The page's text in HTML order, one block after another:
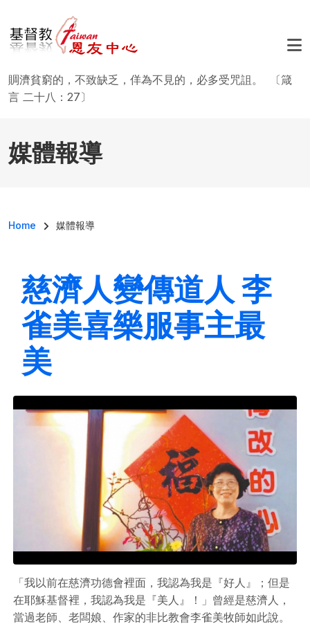
賙濟貧窮的，不致缺乏，佯為不見的，必多受咒詛。 〔箴
言 二十八：27〕
媒體報導
導航連結
Home 媒體報導
慈濟人變傳道人 李
雀美喜樂服事主最
美
「我以前在慈濟功德會裡面，我認為我是『好人』；但是
在耶穌基督裡，我認為我是『美人』！」曾經是慈濟人，
當過老師、老闆娘、作家的非比教會李雀美牧師如此說。